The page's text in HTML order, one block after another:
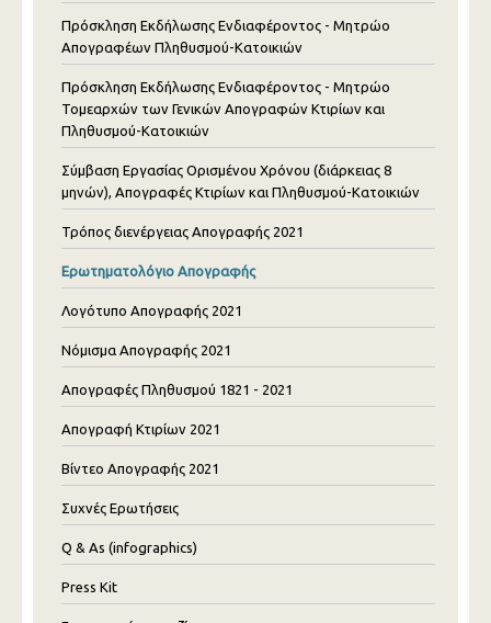
Πρόσκληση Εκδήλωσης Ενδιαφέροντος - Μητρώο
Απογραφέων Πληθυσμού-Κατοικιών
Πρόσκληση Εκδήλωσης Ενδιαφέροντος - Μητρώο
Τομεαρχών των Γενικών Απογραφών Κτιρίων και
Πληθυσμού-Κατοικιών
Σύμβαση Εργασίας Ορισμένου Χρόνου (διάρκειας 8
μηνών), Απογραφές Κτιρίων και Πληθυσμού-Κατοικιών
Τρόπος διενέργειας Απογραφής 2021
Ερωτηματολόγιο Απογραφής
Λογότυπο Απογραφής 2021
Νόμισμα Απογραφής 2021
Απογραφές Πληθυσμού 1821 - 2021
Απογραφή Κτιρίων 2021
Βίντεο Απογραφής 2021
Συχνές Ερωτήσεις
Q & As (infographics)
Press Kit